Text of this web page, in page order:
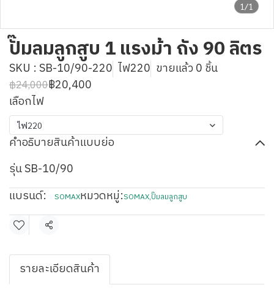
1/1
ปั๊มลมลูกสูบ 1 แรงม้า ถัง 90 ลิตร
SKU : SB-10/90-220 ไฟ220 ขายแล้ว 0 ชิ้น
฿24,000฿20,400
เลือกไฟ
ไฟ220
คำอธิบายสินค้าแบบย่อ
รุ่น SB-10/90
แบรนด์:
SOMAXหมวดหมู่:SOMAX,ปั๊มลมลูกสูบ
แชร์
รายละเอียดสินค้า